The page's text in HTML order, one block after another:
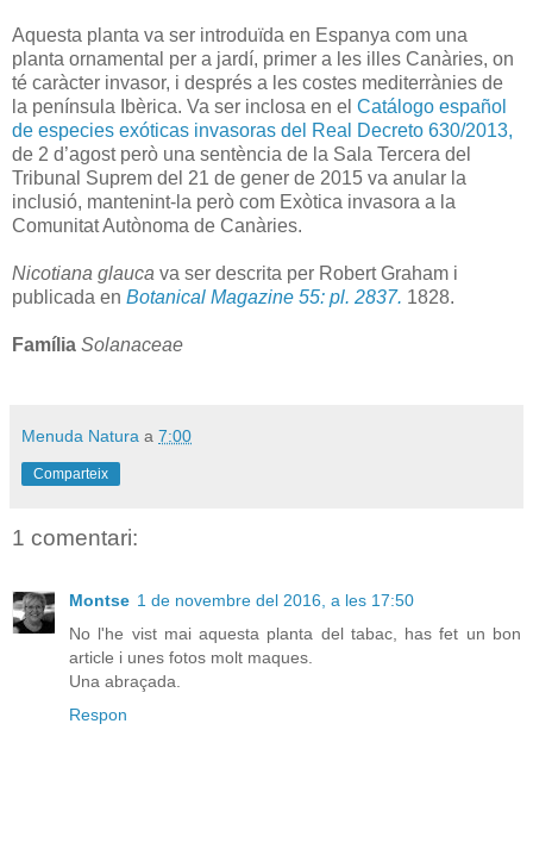
Aquesta planta va ser introduïda en Espanya com una
planta ornamental per a jardí, primer a les illes Canàries, on
té caràcter invasor, i després a les costes mediterrànies de
la península Ibèrica. Va ser inclosa en el Catálogo español
de especies exóticas invasoras del Real Decreto 630/2013,
de 2 d’agost però una sentència de la Sala Tercera del
Tribunal Suprem del 21 de gener de 2015 va anular la
inclusió, mantenint-la però com Exòtica invasora a la
Comunitat Autònoma de Canàries.
Nicotiana glauca va ser descrita per Robert Graham i
publicada en Botanical Magazine 55: pl. 2837. 1828.
Família Solanaceae
Menuda Natura a 7:00
Comparteix
1 comentari:
Montse 1 de novembre del 2016, a les 17:50
No l'he vist mai aquesta planta del tabac, has fet un bon
article i unes fotos molt maques.
Una abraçada.
Respon